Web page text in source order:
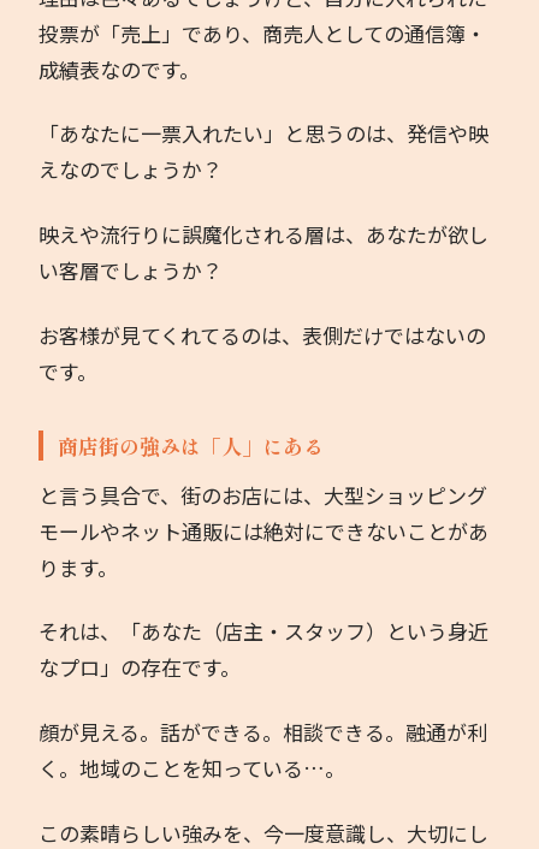
投票が「売上」であり、商売人としての通信簿・
成績表なのです。
「あなたに一票入れたい」と思うのは、発信や映
えなのでしょうか？
映えや流行りに誤魔化される層は、あなたが欲し
い客層でしょうか？
お客様が見てくれてるのは、表側だけではないの
です。
商店街の強みは「人」にある
と言う具合で、街のお店には、大型ショッピング
モールやネット通販には絶対にできないことがあ
ります。
それは、「あなた（店主・スタッフ）という身近
なプロ」の存在です。
顔が見える。話ができる。相談できる。融通が利
く。地域のことを知っている…。
この素晴らしい強みを、今一度意識し、大切にし